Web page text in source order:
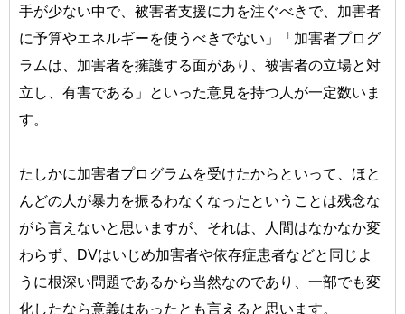
手が少ない中で、被害者支援に力を注ぐべきで、加害者
に予算やエネルギーを使うべきでない」「加害者プログ
ラムは、加害者を擁護する面があり、被害者の立場と対
立し、有害である」といった意見を持つ人が一定数いま
す。
たしかに加害者プログラムを受けたからといって、ほと
んどの人が暴力を振るわなくなったということは残念な
がら言えないと思いますが、それは、人間はなかなか変
わらず、DVはいじめ加害者や依存症患者などと同じよ
うに根深い問題であるから当然なのであり、一部でも変
化したなら意義はあったとも言えると思います。